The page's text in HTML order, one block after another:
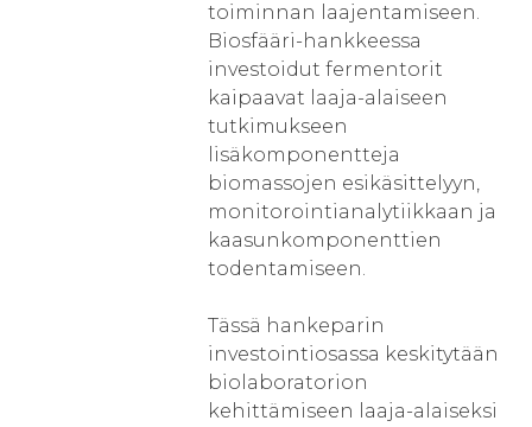
toiminnan laajentamiseen.
Biosfääri-hankkeessa
investoidut fermentorit
kaipaavat laaja-alaiseen
tutkimukseen
lisäkomponentteja
biomassojen esikäsittelyyn,
monitorointianalytiikkaan ja
kaasunkomponenttien
todentamiseen.
Tässä hankeparin
investointiosassa keskitytään
biolaboratorion
kehittämiseen laaja-alaiseksi